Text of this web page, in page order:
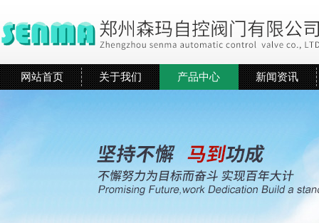
网站首页 关于我们 产品中心 新闻资讯